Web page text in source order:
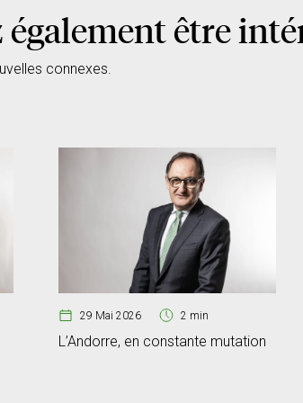
être
connexes.
29 Mai 2026 2 min
L’Andorre, en constante mutation